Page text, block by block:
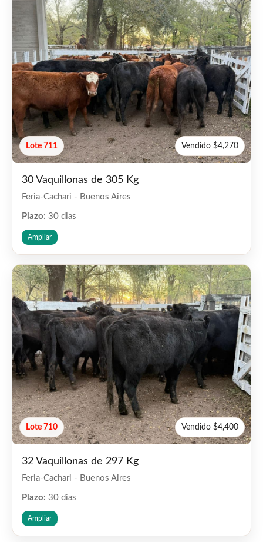
Lote 711 Vendido $4,270
30 Vaquillonas de 305 Kg
Feria-Cachari - Buenos Aires
Plazo: 30 dias
Ampliar
Lote 710 Vendido $4,400
32 Vaquillonas de 297 Kg
Feria-Cachari - Buenos Aires
Plazo: 30 dias
Ampliar